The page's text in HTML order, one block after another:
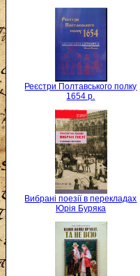
Реєстри Полтавського полку
1654 р.
Вибрані поезії в перекладах
Юрія Буряка